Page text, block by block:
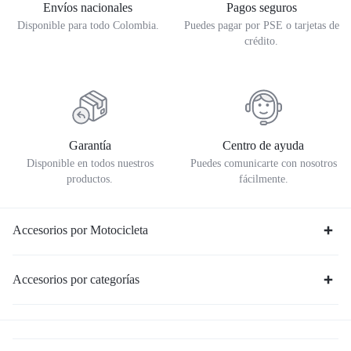
Envíos nacionales
Disponible para todo Colombia.
Pagos seguros
Puedes pagar por PSE o tarjetas de
crédito.
Garantía
Disponible en todos nuestros
productos.
Centro de ayuda
Puedes comunicarte con nosotros
fácilmente.
Accesorios por Motocicleta
Accesorios por categorías